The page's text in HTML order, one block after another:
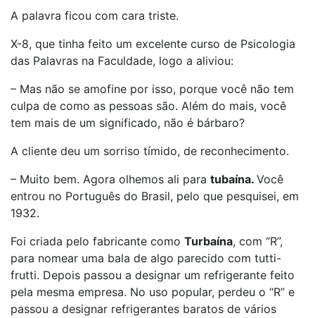
A palavra ficou com cara triste.
X-8, que tinha feito um excelente curso de Psicologia
das Palavras na Faculdade, logo a aliviou:
– Mas não se amofine por isso, porque você não tem
culpa de como as pessoas são. Além do mais, você
tem mais de um significado, não é bárbaro?
A cliente deu um sorriso tímido, de reconhecimento.
– Muito bem. Agora olhemos ali para tubaína. Você
entrou no Português do Brasil, pelo que pesquisei, em
1932.
Foi criada pelo fabricante como Turbaína, com “R”,
para nomear uma bala de algo parecido com tutti-
frutti. Depois passou a designar um refrigerante feito
pela mesma empresa. No uso popular, perdeu o “R” e
passou a designar refrigerantes baratos de vários